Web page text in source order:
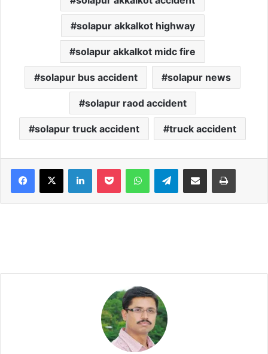
solapur akkalkot highway
solapur akkalkot midc fire
solapur bus accident solapur news
solapur raod accident
solapur truck accident truck accident
Facebook
X LinkedInPocket WhatsAppTelegramShare via Email Print